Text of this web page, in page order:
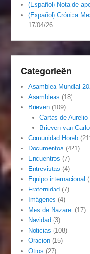
(Español) Nota de
(Español) Crónica
17/04/26
Categorieën
Asamblea Mundial
Asambleas (18)
Brieven (109)
Cartas de Aurelio
Brieven van
Comunidad Horeb
Documentos (421)
Encuentros (7)
Entrevistas (4)
Equipo internacional
Fraternidad (7)
Imágenes (4)
Mes de Nazaret (17)
Navidad (3)
Noticias (108)
Oracion (15)
Otros (27)